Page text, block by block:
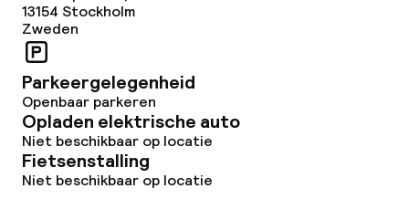
13154 Stockholm
Zweden
Parkeergelegenheid
Openbaar parkeren
Opladen elektrische auto
Niet beschikbaar op locatie
Fietsenstalling
Niet beschikbaar op locatie